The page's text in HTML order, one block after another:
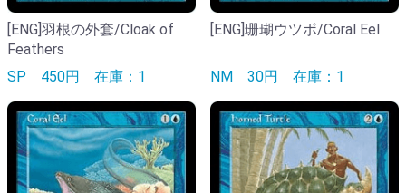
[ENG]羽根の外套/Cloak of
Feathers
SP 450円 在庫：1
[ENG]珊瑚ウツボ/Coral Eel
NM 30円 在庫：1